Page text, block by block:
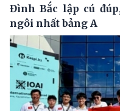
Đình Bắc lập cú
ngôi nhất bảng A